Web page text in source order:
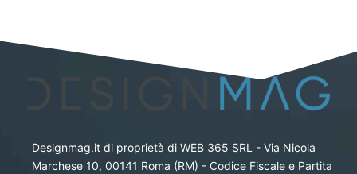
Designmag.it di proprietà di WEB 365 SRL - Via Nicola
Marchese 10, 00141 Roma (RM) - Codice Fiscale e Partita